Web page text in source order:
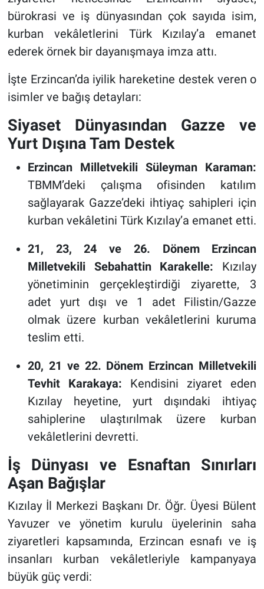
bürokrasi ve iş dünyasından çok sayıda isim,
kurban vekâletlerini Türk Kızılay’a emanet
ederek örnek bir dayanışmaya imza attı.
İşte Erzincan’da iyilik hareketine destek veren o
isimler ve bağış detayları:
Siyaset Dünyasından Gazze ve
Yurt Dışına Tam Destek
Erzincan Milletvekili Süleyman Karaman:
TBMM’deki çalışma ofisinden katılım
sağlayarak Gazze’deki ihtiyaç sahipleri için
kurban vekâletini Türk Kızılay’a emanet etti.
21, 23, 24 ve 26. Dönem Erzincan
Milletvekili Sebahattin Karakelle: Kızılay
yönetiminin gerçekleştirdiği ziyarette, 3
adet yurt dışı ve 1 adet Filistin/Gazze
olmak üzere kurban vekâletlerini kuruma
teslim etti.
20, 21 ve 22. Dönem Erzincan Milletvekili
Tevhit Karakaya: Kendisini ziyaret eden
Kızılay heyetine, yurt dışındaki ihtiyaç
sahiplerine ulaştırılmak üzere kurban
vekâletlerini devretti.
İş Dünyası ve Esnaftan Sınırları
Aşan Bağışlar
Kızılay İl Merkezi Başkanı Dr. Öğr. Üyesi Bülent
Yavuzer ve yönetim kurulu üyelerinin saha
ziyaretleri kapsamında, Erzincan esnafı ve iş
insanları kurban vekâletleriyle kampanyaya
büyük güç verdi: